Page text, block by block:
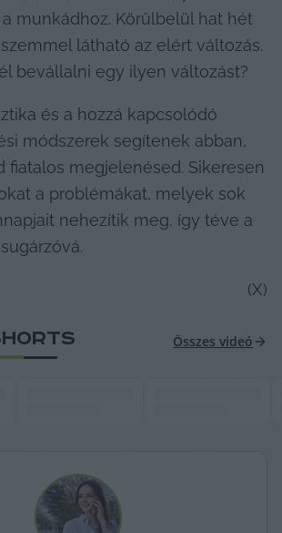
munkádhoz. Körülbelül hat hét
látható az elért változás.
bevállalni egy ilyen változást?
és a hozzá kapcsolódó
módszerek segítenek abban,
fiatalos megjelenésed. Sikeresen
a problémákat, melyek sok
nehezítik meg, így téve a
(X)
Összes videó